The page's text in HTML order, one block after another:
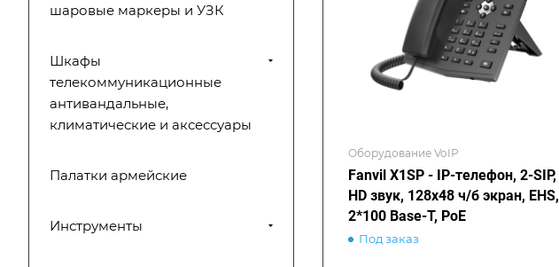
Оборудование VoIP
Fanvil X1SP - IP-телефон, 2-SIP,
HD звук, 128x48 ч/б экран, EHS,
2*100 Base-T, PoE
Под заказ
шаровые маркеры и УЗК
Шкафы
телекоммуникационные
антивандальные,
климатические и аксессуары
Палатки армейские
Инструменты